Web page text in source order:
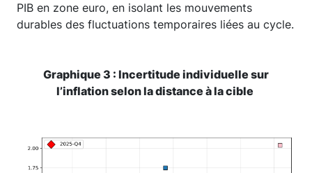
PIB en zone euro, en isolant les mouvements
durables des fluctuations temporaires liées au cycle.
Graphique 3 : Incertitude individuelle sur
l’inflation selon la distance à la cible